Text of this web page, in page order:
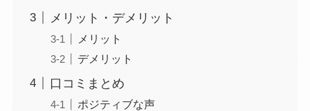
メリット・デメリット
メリット
デメリット
口コミまとめ
ポジティブな声